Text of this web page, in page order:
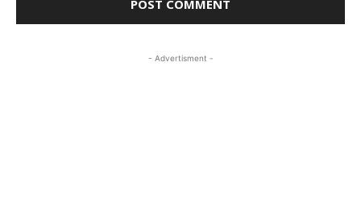
- Advertisment -